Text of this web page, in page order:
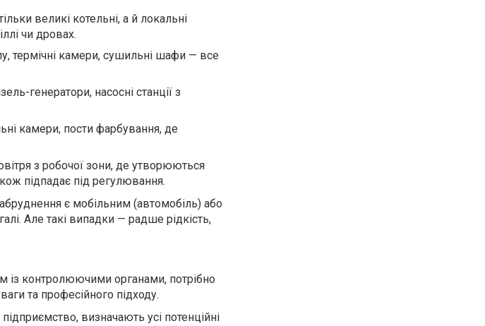
великі котельні, а й локальні
чи дровах.
термічні камери, сушильні шафи — все
генератори, насосні станції з
камери, пости фарбування, де
з робочої зони, де утворюються
підпадає під регулювання.
є мобільним (автомобіль) або
Але такі випадки — радше рідкість,
із контролюючими органами, потрібно
та професійного підходу.
визначають усі потенційні